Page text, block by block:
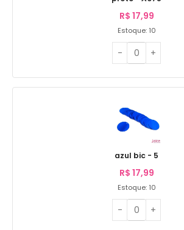
R$ 17,99
Estoque: 10
azul bic - 5
R$ 17,99
Estoque: 10